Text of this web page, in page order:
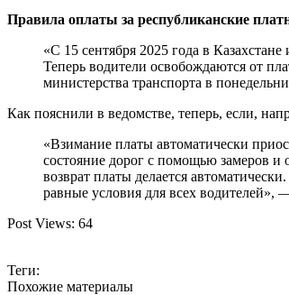
Правила оплаты за республиканские
«С 15 сентября 2025 года в
Теперь водители освобождаются от
министерства транспорта в
Как пояснили в ведомстве, теперь, если,
«Взимание платы автоматически
состояние дорог с помощью замеров и
возврат платы делается
равные условия для всех водителей»,
Post Views: 64
Теги:
Похожие материалы